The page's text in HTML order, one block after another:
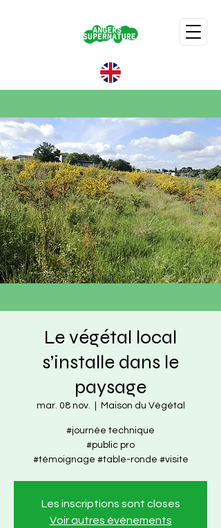
Le végétal local
s’installe dans le
paysage
mar. 08 nov. Maison du Végétal
#journée technique
#public pro
#témoignage #table-ronde #visite
Les inscriptions sont closes
Voir autres événements